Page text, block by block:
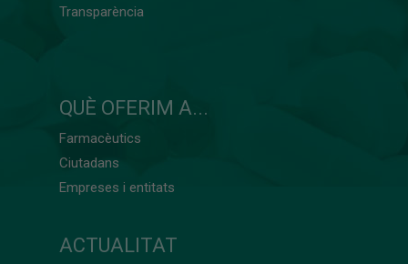
Transparència
QUÈ OFERIM A...
Farmacèutics
Ciutadans
Empreses i entitats
ACTUALITAT